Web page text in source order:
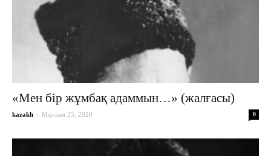
«Мен бір жұмбақ адаммын…» (жалғасы)
kazakh - Маусым 25, 2020 0